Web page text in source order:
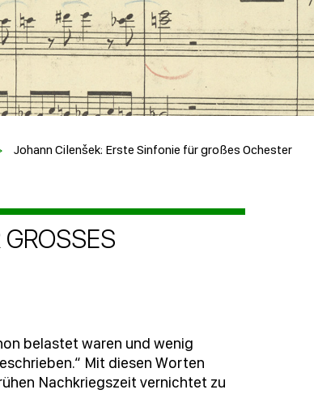
Johann Cilenšek: Erste Sinfonie für großes Ochester
O
belastet waren und wenig
Mit diesen Worten
Nachkriegszeit vernichtet zu